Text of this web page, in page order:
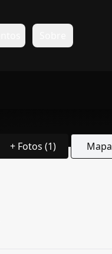
+ Fotos (1) Mapa